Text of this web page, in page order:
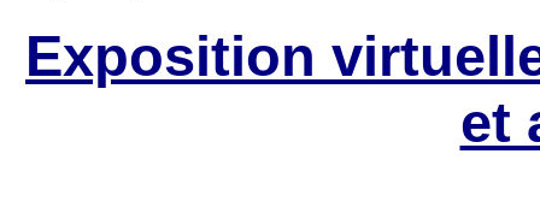
Exposition
et